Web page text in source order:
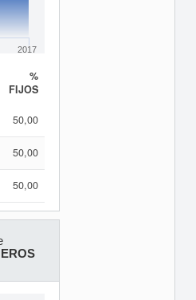
2017
%
FIJOS
50,00
50,00
50,00